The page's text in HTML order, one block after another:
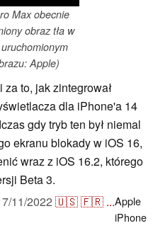
Max obecnie
obraz tła w
Apple)
za to, jak zintegrował
dla iPhone'a 14
gdy tryb ten był niemal
ekranu blokady w iOS 16,
wraz z iOS 16.2, którego
Beta 3.
11/2022 🇺🇸🇫🇷 ...Apple
iPhone